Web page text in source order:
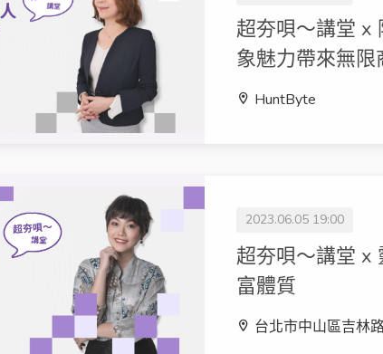
超夯唄～講堂 x
象魅力帶來無限
HuntByte
2023.06.05 19:00
超夯唄～講堂 x
富體質
台北市中山區吉林